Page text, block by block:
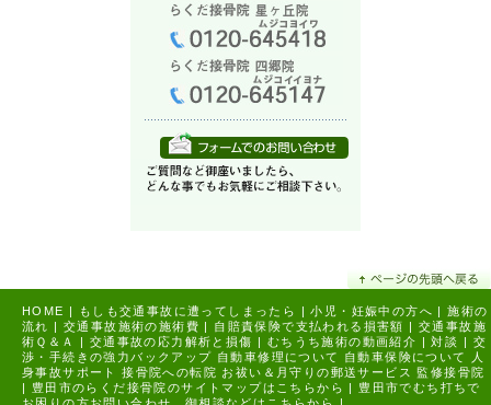
HOME | もしも交通事故に遭ってしまったら | 小児・妊娠中の方へ |
施術の
流れ | 交通事故施術の施術費 | 自賠責保険で支払われる損害額 | 交通事故施
術Ｑ＆Ａ
| 交通事故の応力解析と損傷 | むちうち施術の動画紹介 | 対談 | 交
渉・手続きの強力バックアップ 自動車修理について 自動車保険について
人
身事故サポート
接骨院への転院 お祓い＆月守りの郵送サービス
監修接骨院
|
豊田市のらくだ接骨院のサイトマップはこちらから |
豊田市でむち打ちで
お困りの方お問い合わせ、御相談などはこちらから |